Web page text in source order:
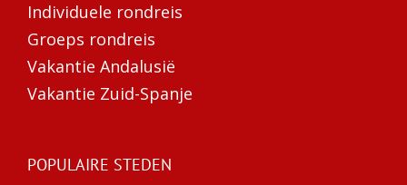
Individuele rondreis
Groeps rondreis
Vakantie Andalusië
Vakantie Zuid-Spanje
POPULAIRE STEDEN